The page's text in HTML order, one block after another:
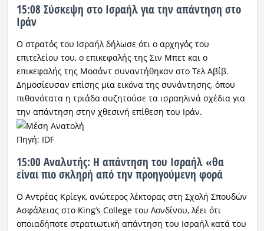
15:08 Σύσκεψη στο Ισραήλ για την απάντηση στο
Ιράν
Ο στρατός του Ισραήλ δήλωσε ότι ο αρχηγός του
επιτελείου του, ο επικεφαλής της Σιν Μπετ και ο
επικεφαλής της Μοσάντ συναντήθηκαν στο Τελ Αβίβ.
Δημοσίευσαν επίσης μια εικόνα της συνάντησης, όπου
πιθανότατα η τριάδα συζητούσε τα ισραηλινά σχέδια για
την απάντηση στην χθεσινή επίθεση του Ιράν.
Πηγή: IDF
15:00 Αναλυτής: Η απάντηση του Ισραήλ «θα
είναι πιο σκληρή από την προηγούμενη φορά
Ο Αντρέας Κρίεγκ, ανώτερος λέκτορας στη Σχολή Σπουδών
Ασφάλειας στο King’s College του Λονδίνου, λέει ότι
οποιαδήποτε στρατιωτική απάντηση του Ισραήλ κατά του